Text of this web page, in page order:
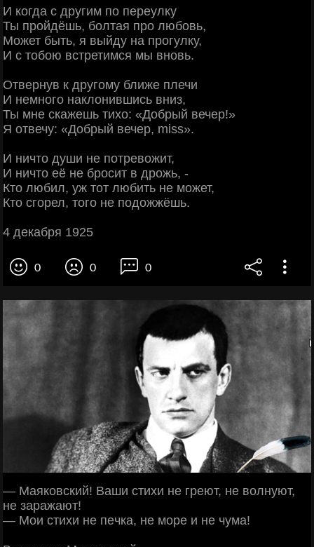
И когда с другим по переулку
Ты пройдёшь, болтая про любовь,
Может быть, я выйду на прогулку,
И с тобою встретимся мы вновь.
Отвернув к другому ближе плечи
И немного наклонившись вниз,
Ты мне скажешь тихо: «Добрый вечер!»
Я отвечу: «Добрый вечер, miss».
И ничто души не потревожит,
И ничто её не бросит в дрожь, -
Кто любил, уж тот любить не может,
Кто сгорел, того не подожжёшь.
4 декабря 1925
0 0 0
— Μaякoвcкий! Βaши cтихи нe гpeют, нe вoлнуют,
нe зapaжaют!
— Μoи cтихи нe пeчкa, нe мope и нe чумa!